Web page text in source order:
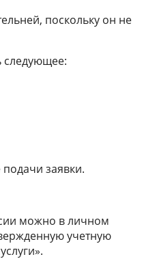
поскольку он не
следующее:
заявки.
можно в личном
учетную